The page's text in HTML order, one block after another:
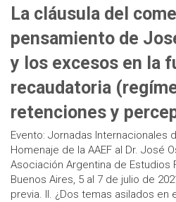
La cláusula del
pensamiento de
y los excesos en la
recaudatoria
retenciones y
Evento: Jornadas Internacionales
Homenaje de la AAEF al Dr. José
Asociación Argentina de Estudios
Buenos Aires, 5 al 7 de julio de
previa. II. ¿Dos temas asilados en